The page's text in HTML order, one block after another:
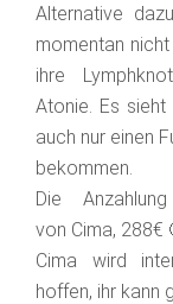
Alternative
momentan
ihre
Atonie. Es
auch nur einen
bekommen.
Die
von Cima, 288€
Cima wird
hoffen, ihr kann